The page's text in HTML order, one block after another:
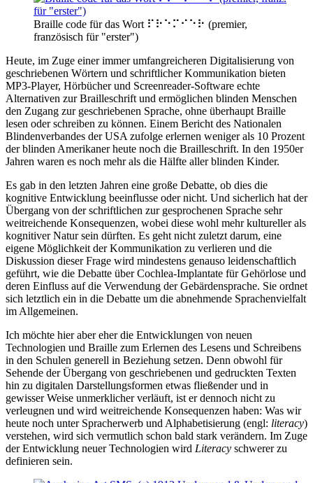
Braille code für das Wort ⠏⠗⠑⠍⠊⠑⠗ (premier,
französisch für "erster")
Heute, im Zuge einer immer umfangreicheren Digitalisierung von
geschriebenen Wörtern und schriftlicher Kommunikation bieten
MP3-Player, Hörbücher und Screenreader-Software echte
Alternativen zur Brailleschrift und ermöglichen blinden Menschen
den Zugang zur geschriebenen Sprache, ohne überhaupt Braille
lesen oder schreiben zu können. Einem Bericht des Nationalen
Blindenverbandes der USA zufolge erlernen weniger als 10 Prozent
der blinden Amerikaner heute noch die Brailleschrift. In den 1950er
Jahren waren es noch mehr als die Hälfte aller blinden Kinder.
Es gab in den letzten Jahren eine große Debatte, ob dies die
kognitive Entwicklung beeinflusse oder nicht. Und sicherlich hat der
Übergang von der schriftlichen zur gesprochenen Sprache sehr
weitreichende Konsequenzen, wobei diese wohl mehr kultureller als
kognitiver Natur sein dürften. Es geht nicht zuletzt darum, eine
eigene Möglichkeit der Kommunikation zu verlieren und die
Diskussion dieser Frage wird mindestens genauso leidenschaftlich
geführt, wie die Debatte über Cochlea-Implantate für Gehörlose und
deren Einfluss auf die Verwendung der Gebärdensprache. Sie ordnet
sich letztlich ein in die Debatte um die abnehmende Sprachenvielfalt
im Allgemeinen.
Ich möchte hier aber eher die Entwicklungen von neuen
Technologien und Braille zum Erlernen des Lesens und Schreibens
in den Schulen generell in Beziehung setzen. Denn obwohl für
Sehende der Übergang von geschriebenen und gedruckten Texten
hin zu digitalen Darstellungsformen etwas fließender und in
gewisser Weise unmerklicher verläuft, ist er dennoch nicht zu
verleugnen und wird weitreichende Konsequenzen haben: Was wir
heute noch unter Spracherwerb und Alphabetisierung (engl: literacy)
verstehen, wird sich vermutlich schon bald stark verändern. Im Zuge
der Entwicklung neuer Technologien wird Literacy schwerer zu
definieren sein.